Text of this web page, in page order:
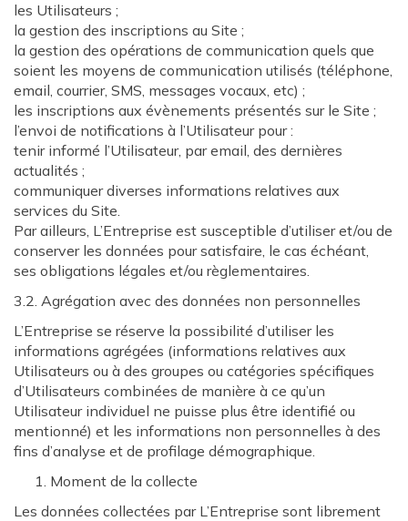
les Utilisateurs ;
la gestion des inscriptions au Site ;
la gestion des opérations de communication quels que
soient les moyens de communication utilisés (téléphone,
email, courrier, SMS, messages vocaux, etc) ;
les inscriptions aux évènements présentés sur le Site ;
l’envoi de notifications à l’Utilisateur pour :
tenir informé l’Utilisateur, par email, des dernières
actualités ;
communiquer diverses informations relatives aux
services du Site.
Par ailleurs, L’Entreprise est susceptible d’utiliser et/ou de
conserver les données pour satisfaire, le cas échéant,
ses obligations légales et/ou règlementaires.
3.2. Agrégation avec des données non personnelles
L’Entreprise se réserve la possibilité d’utiliser les
informations agrégées (informations relatives aux
Utilisateurs ou à des groupes ou catégories spécifiques
d’Utilisateurs combinées de manière à ce qu’un
Utilisateur individuel ne puisse plus être identifié ou
mentionné) et les informations non personnelles à des
fins d’analyse et de profilage démographique.
Moment de la collecte
Les données collectées par L’Entreprise sont librement